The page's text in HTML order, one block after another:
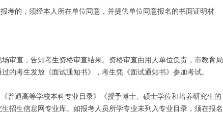
的，须经本人所在单位同意，并提供单位同意报名的书面证明材
查，告知考生资格审查结果。资格审查由用人单位负责，市教育局
的考生发放《面试通知书》，考生凭《面试通知书》参加考试。
通高等学校本科专业目录》《授予博士、硕士学位和培养研究生的
招生信息网专业库。如报考人员所学专业未列入专业目录，须在报名